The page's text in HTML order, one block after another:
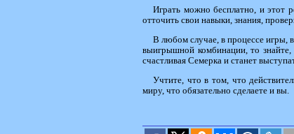
Играть можно бесплатно, и этот
отточить свои навыки, знания,
В любом случае, в процессе игры,
выигрышной комбинации, то знайте,
счастливая Семерка и станет
Учтите, что в том, что
миру, что обязательно сделаете и вы.